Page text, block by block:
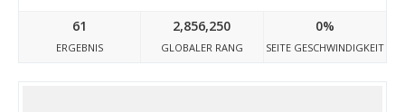
61
ERGEBNIS
2,856,250
GLOBALER RANG
0%
SEITE GESCHWINDIGKEIT